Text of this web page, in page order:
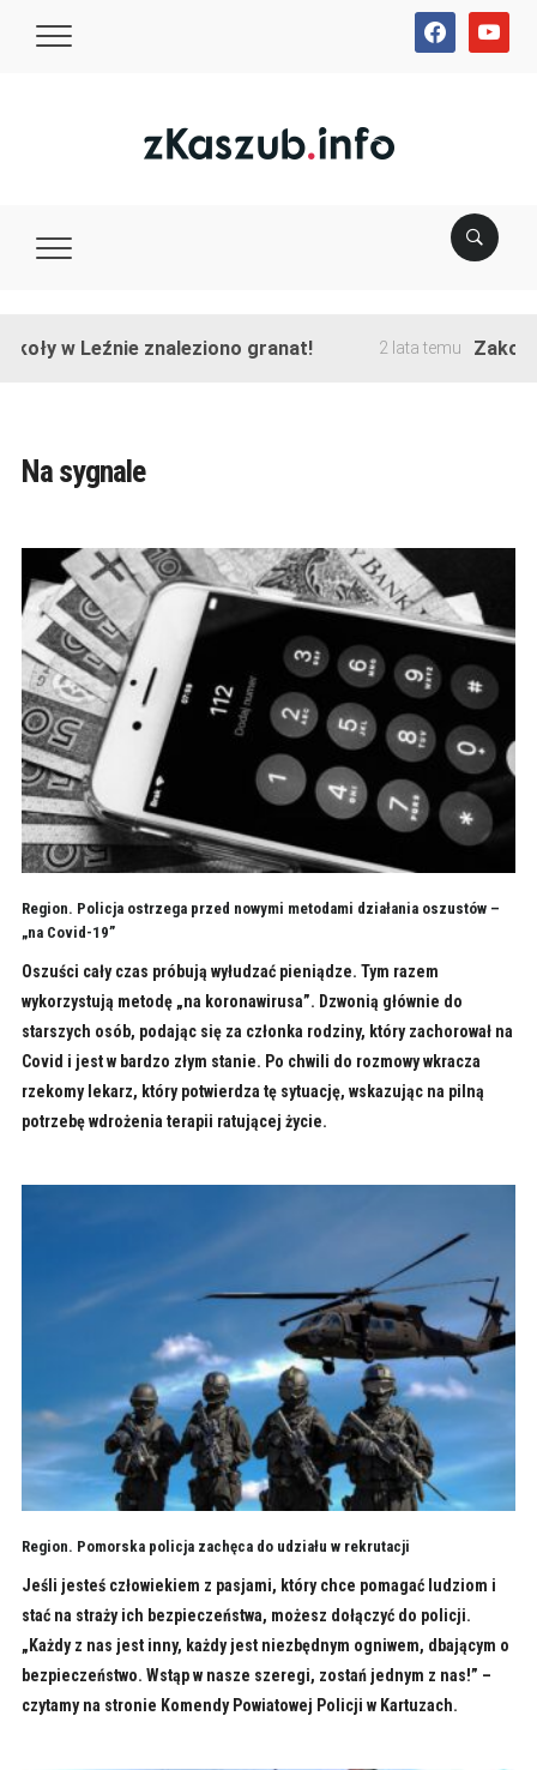
facebookyoutube
w Leźnie znaleziono granat! 2 lata temu
Na sygnale
Region. Policja ostrzega przed nowymi metodami działania oszustów –
„na Covid-19”
Oszuści cały czas próbują wyłudzać pieniądze. Tym razem
wykorzystują metodę „na koronawirusa”. Dzwonią głównie do
starszych osób, podając się za członka rodziny, który zachorował na
Covid i jest w bardzo złym stanie. Po chwili do rozmowy wkracza
rzekomy lekarz, który potwierdza tę sytuację, wskazując na pilną
potrzebę wdrożenia terapii ratującej życie.
Region. Pomorska policja zachęca do udziału w rekrutacji
Jeśli jesteś człowiekiem z pasjami, który chce pomagać ludziom i
stać na straży ich bezpieczeństwa, możesz dołączyć do policji.
„Każdy z nas jest inny, każdy jest niezbędnym ogniwem, dbającym o
bezpieczeństwo. Wstąp w nasze szeregi, zostań jednym z nas!” –
czytamy na stronie Komendy Powiatowej Policji w Kartuzach.